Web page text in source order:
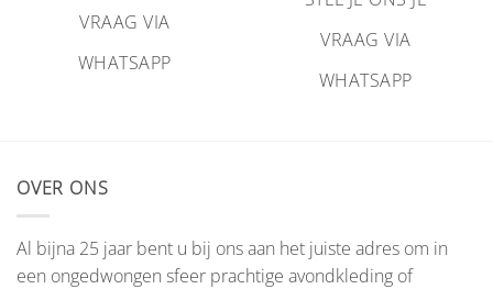
VRAAG VIA
WHATSAPP
VRAAG VIA
WHATSAPP
OVER ONS
Al bijna 25 jaar bent u bij ons aan het juiste adres om in
een ongedwongen sfeer prachtige avondkleding of